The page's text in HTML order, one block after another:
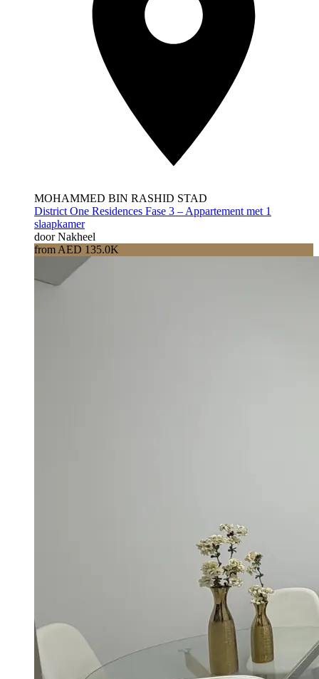
MOHAMMED BIN RASHID STAD
District One Residences Fase 3 – Appartement met 1
slaapkamer
door Nakheel
from AED 135.0K